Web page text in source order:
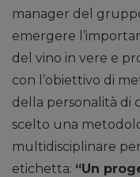
manager del
emergere
del vino in vere e
con l’obiettivo di
della personalità di
scelto una
multidisciplinare
etichetta: “Un